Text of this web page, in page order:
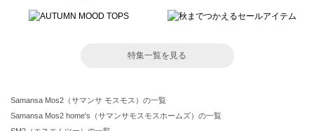
特集一覧を見る
Samansa Mos2（サマンサ モスモス）の一覧
Samansa Mos2 home's（サマンサモスモスホームズ）の一覧